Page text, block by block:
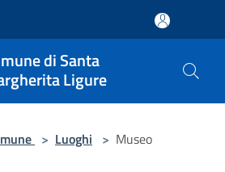
di Santa
Ligure
> Luoghi > Museo